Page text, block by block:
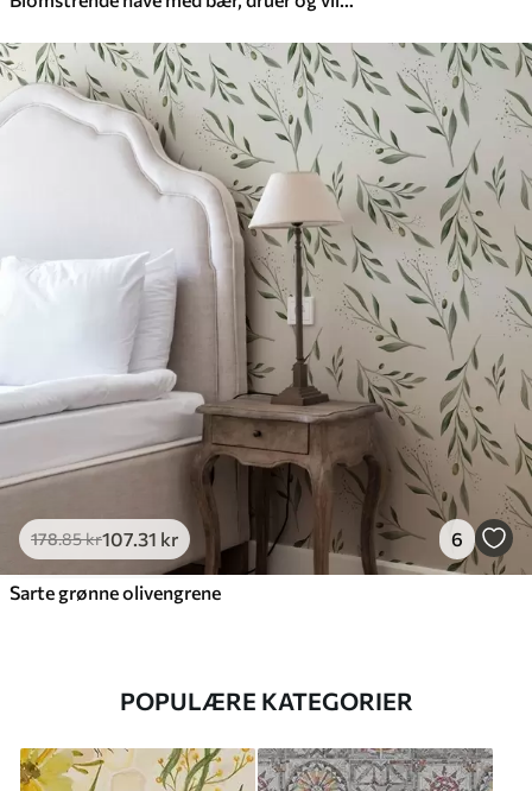
178.85kr107.31 kr 6
Sarte grønne olivengrene
POPULÆRE KATEGORIER